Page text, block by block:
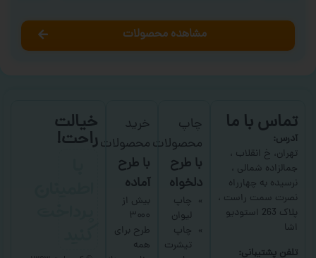
مشاهده محصولات
تماس با ما
آدرس:
تهران، خ انقلاب ،
جمالزاده شمالی ،
نرسیده به چهارراه
نصرت سمت راست ،
پلاک 263 استودیو
اشا
تلفن پشتیبانی:
چاپ
محصولات
با طرح
دلخواه
چاپ
لیوان
چاپ
تیشرت
خرید
محصولات
با طرح
آماده
بیش از
۳۰۰۰
طرح برای
همه
خیالت
راحت!